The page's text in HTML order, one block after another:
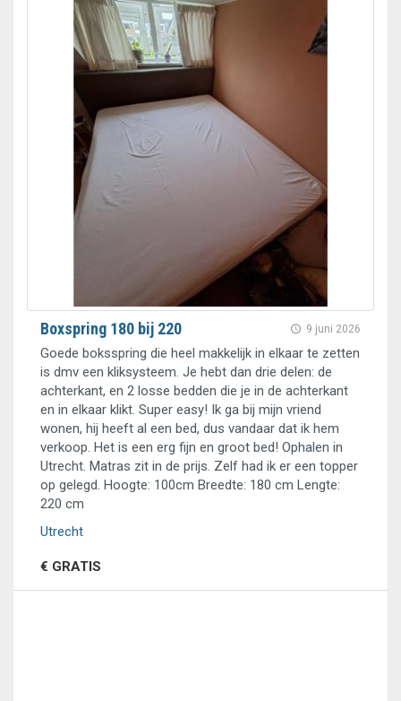
9 juni 2026
Boxspring 180 bij 220
Goede boksspring die heel makkelijk in elkaar te zetten
is dmv een kliksysteem. Je hebt dan drie delen: de
achterkant, en 2 losse bedden die je in de achterkant
en in elkaar klikt. Super easy! Ik ga bij mijn vriend
wonen, hij heeft al een bed, dus vandaar dat ik hem
verkoop. Het is een erg fijn en groot bed! Ophalen in
Utrecht. Matras zit in de prijs. Zelf had ik er een topper
op gelegd. Hoogte: 100cm Breedte: 180 cm Lengte:
220 cm
Utrecht
€ GRATIS